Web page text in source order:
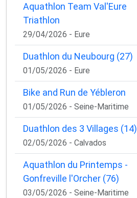
Aquathlon Team Val'Eure
Triathlon
29/04/2026 - Eure
Duathlon du Neubourg (27)
01/05/2026 - Eure
Bike and Run de Yébleron
01/05/2026 - Seine-Maritime
Duathlon des 3 Villages (14)
02/05/2026 - Calvados
Aquathlon du Printemps -
Gonfreville l'Orcher (76)
03/05/2026 - Seine-Maritime